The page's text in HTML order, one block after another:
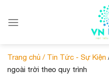
Trang chủ / Tin Tức - Sự Kiện
ngoài trời theo quy trình